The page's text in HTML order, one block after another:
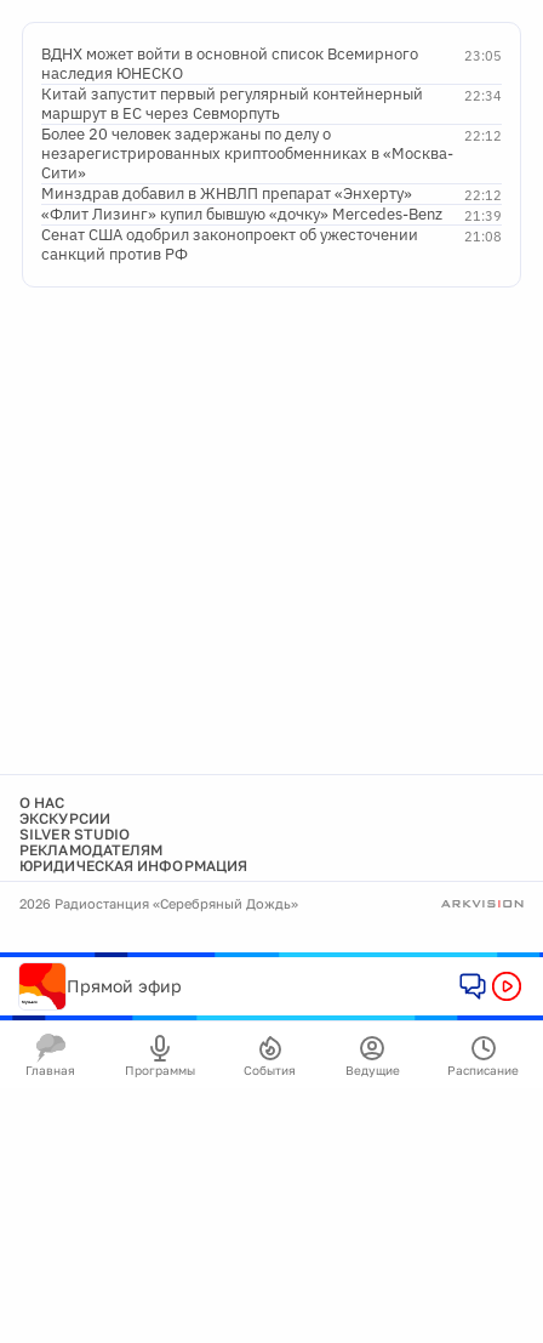
23:05
ВДНХ может войти в основной список Всемирного
наследия ЮНЕСКО
22:34
Китай запустит первый регулярный контейнерный
маршрут в ЕС через Севморпуть
22:12
Более 20 человек задержаны по делу о
незарегистрированных криптообменниках в «Москва-
Сити»
22:12
Минздрав добавил в ЖНВЛП препарат «Энхерту»
21:39
«Флит Лизинг» купил бывшую «дочку» Mercedes-Benz
21:08
Сенат США одобрил законопроект об ужесточении
санкций против РФ
О НАС
ЭКСКУРСИИ
SILVER STUDIO
РЕКЛАМОДАТЕЛЯМ
ЮРИДИЧЕСКАЯ ИНФОРМАЦИЯ
2026 Радиостанция «Серебряный Дождь»
Прямой эфир
Главная Программы События Ведущие Расписание